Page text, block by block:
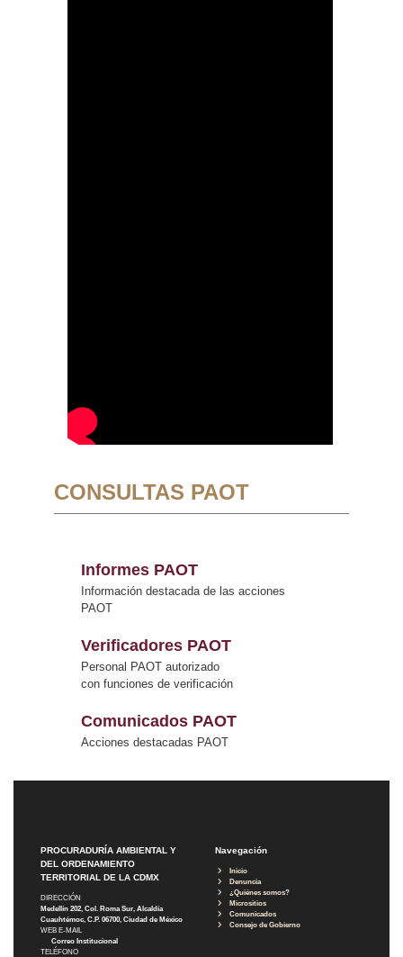
CONSULTAS PAOT
Informes PAOT
Información destacada de las acciones
PAOT
Verificadores PAOT
Personal PAOT autorizado
con funciones de verificación
Comunicados PAOT
Acciones destacadas PAOT
PROCURADURÍA AMBIENTAL Y
DEL ORDENAMIENTO
TERRITORIAL DE LA CDMX
DIRECCIÓN
Medellín 202, Col. Roma Sur, Alcaldía
Cuauhtémoc, C.P. 06700, Ciudad de México
WEB E-MAIL
Correo Institucional
TELÉFONO
Navegación
Inicio
Denuncia
¿Quiénes somos?
Micrositios
Comunicados
Consejo de Gobierno